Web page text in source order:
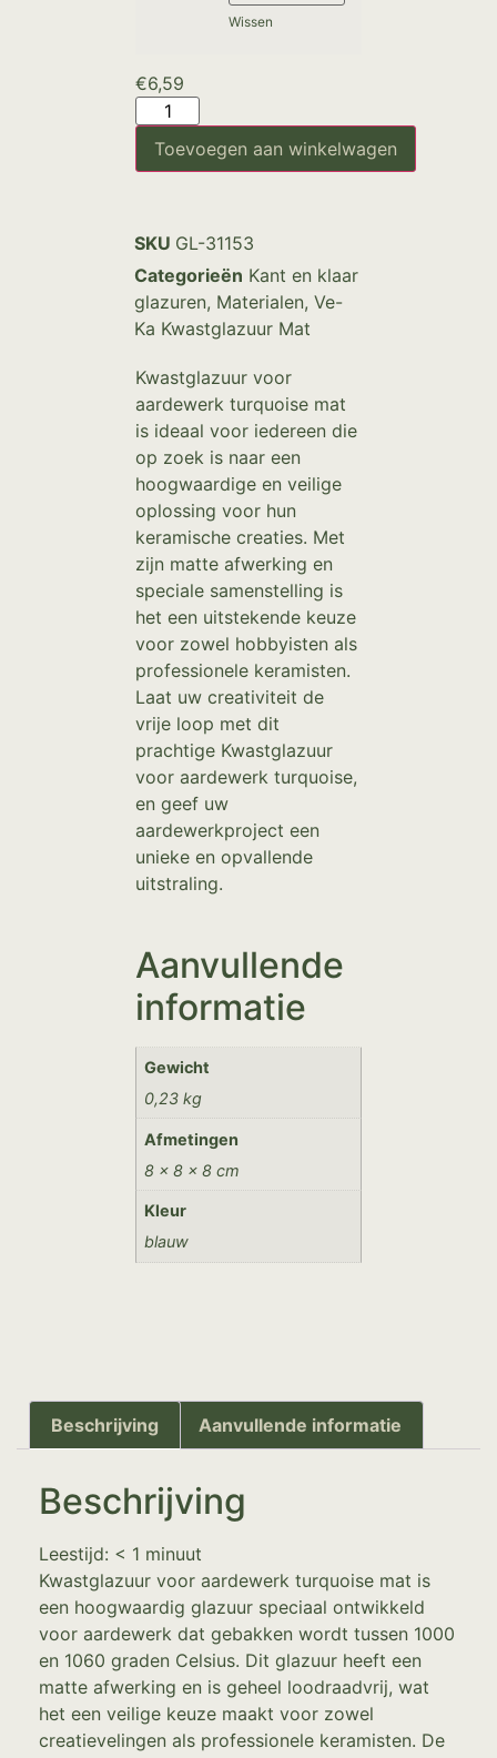
Wissen
€6,59
Toevoegen aan winkelwagen
SKU GL-31153
Categorieën Kant en klaar
glazuren, Materialen, Ve-
Ka Kwastglazuur Mat
Kwastglazuur voor
aardewerk turquoise mat
is ideaal voor iedereen die
op zoek is naar een
hoogwaardige en veilige
oplossing voor hun
keramische creaties. Met
zijn matte afwerking en
speciale samenstelling is
het een uitstekende keuze
voor zowel hobbyisten als
professionele keramisten.
Laat uw creativiteit de
vrije loop met dit
prachtige Kwastglazuur
voor aardewerk turquoise,
en geef uw
aardewerkproject een
unieke en opvallende
uitstraling.
Aanvullende
informatie
Gewicht
0,23 kg
Afmetingen
8 × 8 × 8 cm
Kleur
blauw
Beschrijving Aanvullende informatie
Beschrijving
Leestijd: < 1 minuut
Kwastglazuur voor aardewerk turquoise mat is
een hoogwaardig glazuur speciaal ontwikkeld
voor aardewerk dat gebakken wordt tussen 1000
en 1060 graden Celsius. Dit glazuur heeft een
matte afwerking en is geheel loodraadvrij, wat
het een veilige keuze maakt voor zowel
creatievelingen als professionele keramisten. De